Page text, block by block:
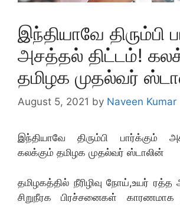
இந்தியாவே திரும்பி
அசத்தல் திட்டம்!
தமிழக முதல்வர்
August 5, 2021 by Naveen Kumar
இந்தியாவே திரும்பி பார்க்கும்
கலக்கும் தமிழக முதல்வர் ஸ்டாலின்
தமிழகத்தில் நீரிழிவு நோய்,உயர் ரத்த
சிறுநீரக பிரச்சனைகள்